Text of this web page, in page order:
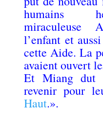
humains
miraculeuse
l’enfant et
cette Aide. La
avaient ouvert
Et Miang dut
revenir pour
Haut.».